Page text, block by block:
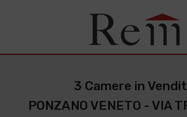
3 Camere in
PONZANO VENETO - VIA